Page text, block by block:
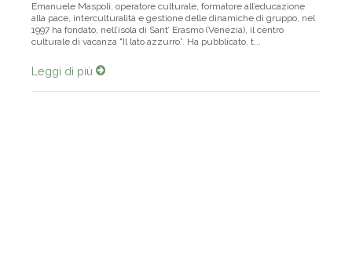
Emanuele Maspoli, operatore culturale, formatore all’educazione
alla pace, interculturalità e gestione delle dinamiche di gruppo, nel
1997 ha fondato, nell’isola di Sant’ Erasmo (Venezia), il centro
culturale di vacanza "Il lato azzurro”. Ha pubblicato, t...
Leggi di più